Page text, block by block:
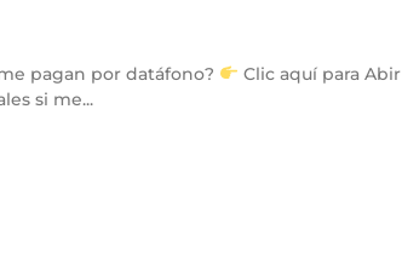
pagan por datáfono?
Clic aquí para Abir
si me...